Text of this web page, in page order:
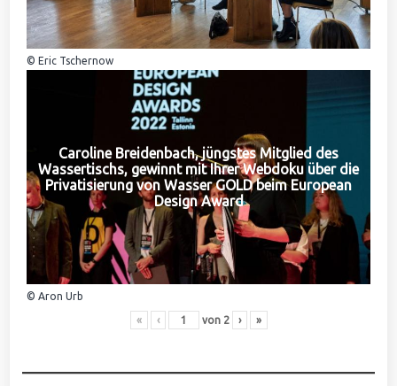
© Eric Tschernow
Caroline Breidenbach, jüngstes Mitglied des
Wassertischs, gewinnt mit Ihrer Webdoku über die
Privatisierung von Wasser GOLD beim European
Design Award
© Aron Urb
« ‹ von 2 › »